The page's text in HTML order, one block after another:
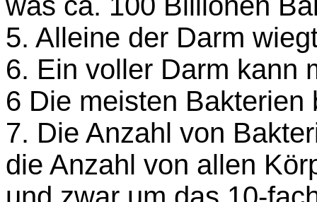
5. Alleine der Darm
6. Ein voller Darm kann
6 Die meisten
7. Die Anzahl von
die Anzahl von allen